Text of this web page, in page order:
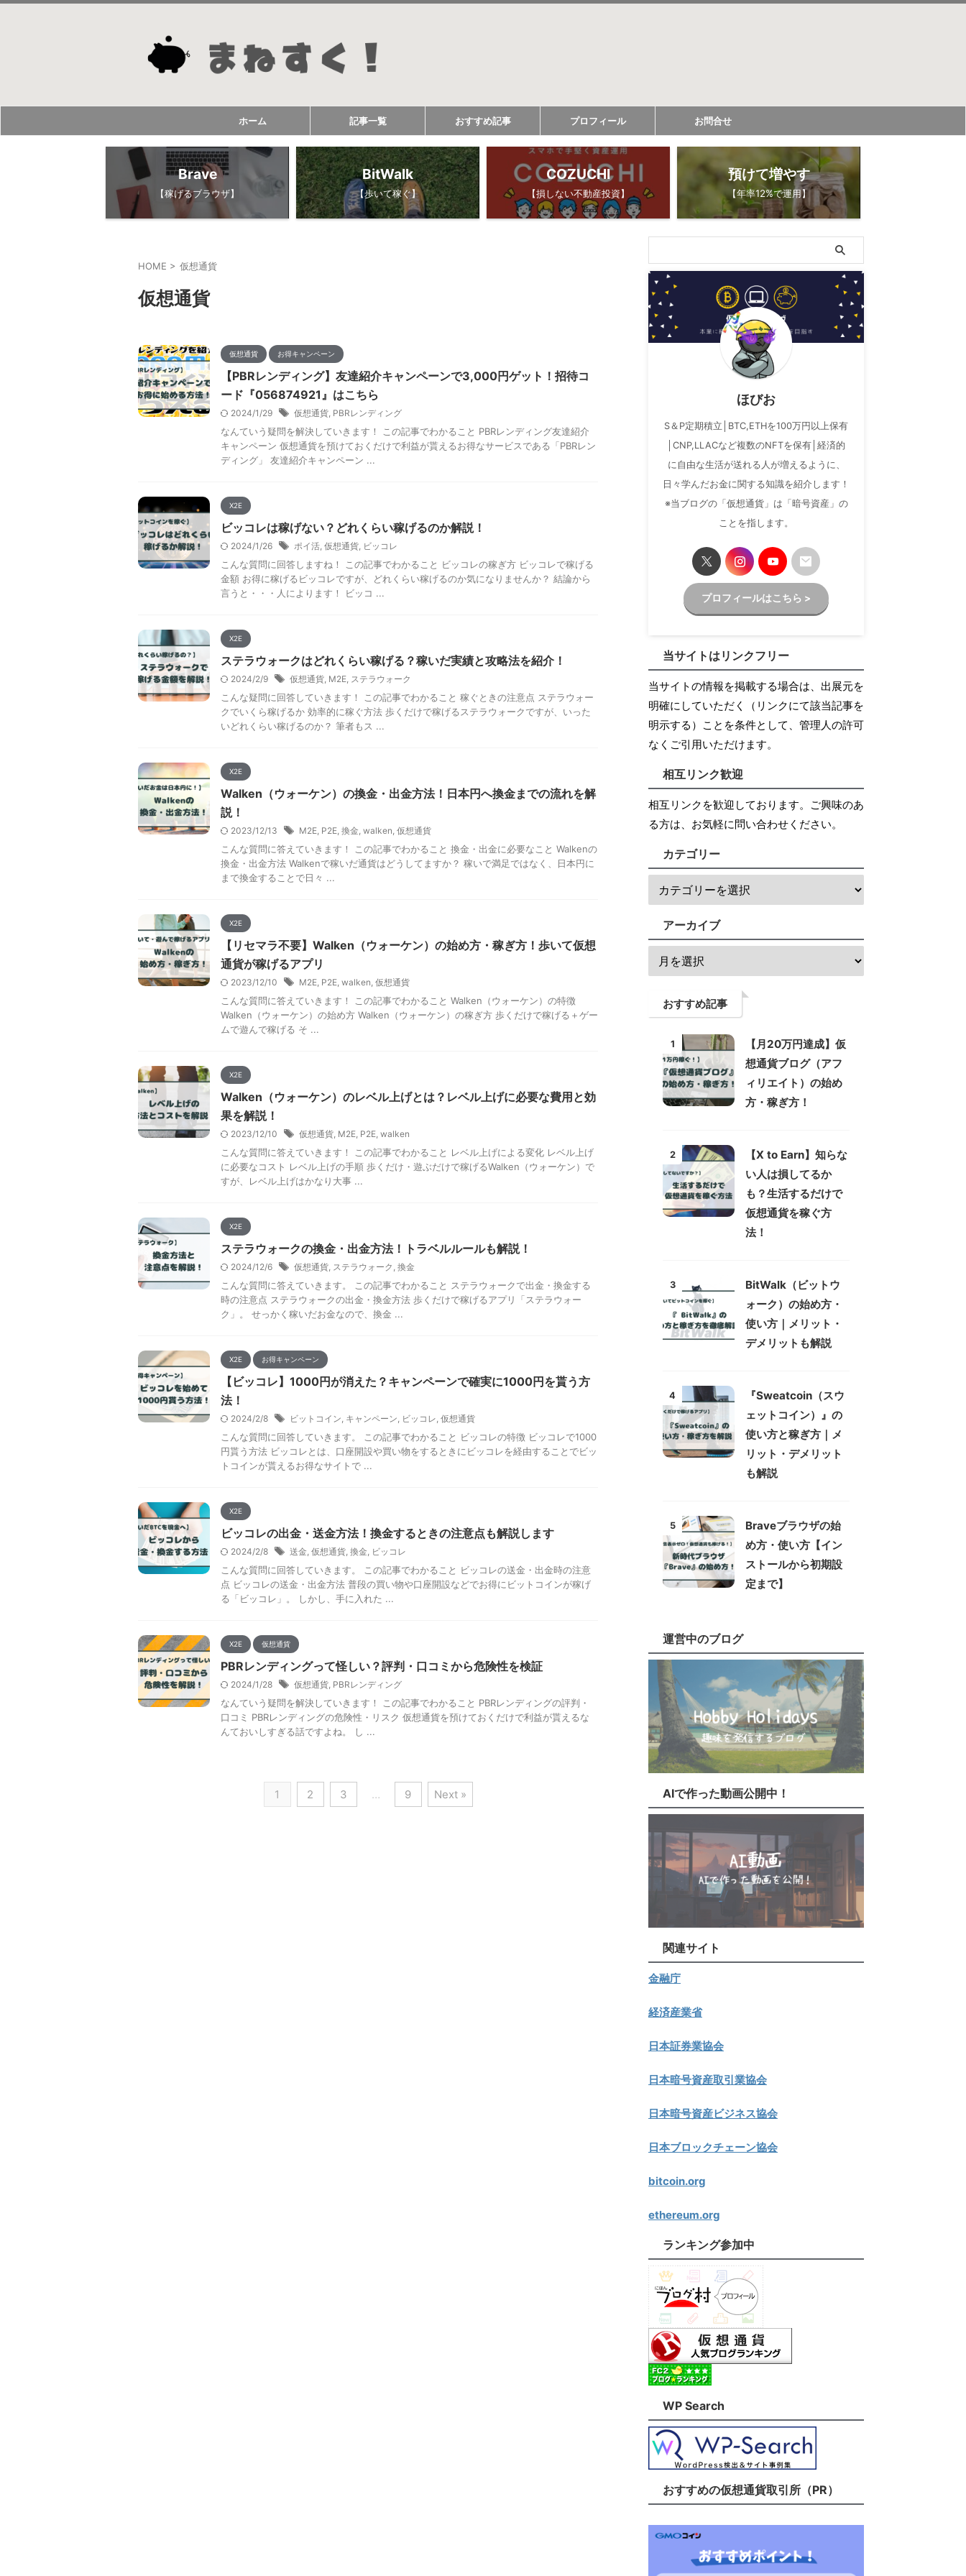
ホーム 記事一覧 おすすめ記事 プロフィール お問合せ
Brave
【稼げるブラウザ】
BitWalk
【歩いて稼ぐ】
COZUCHI
【損しない不動産投資】
預けて増やす
【年率12%で運用】
HOME > 仮想通貨
仮想通貨
仮想通貨 お得キャンペーン
【PBRレンディング】友達紹介キャンペーンで3,000円ゲット！招待コ
ード『056874921』はこちら
2024/1/29 仮想通貨, PBRレンディング
なんていう疑問を解決していきます！ この記事でわかること PBRレンディング友達紹介
キャンペーン 仮想通貨を預けておくだけで利益が貰えるお得なサービスである「PBRレン
ディング」 友達紹介キャンペーン ...
X2E
ビッコレは稼げない？どれくらい稼げるのか解説！
2024/1/26 ポイ活, 仮想通貨, ビッコレ
こんな質問に回答しますね！ この記事でわかること ビッコレの稼ぎ方 ビッコレで稼げる
金額 お得に稼げるビッコレですが、どれくらい稼げるのか気になりませんか？ 結論から
言うと・・・人によります！ ビッコ ...
X2E
ステラウォークはどれくらい稼げる？稼いだ実績と攻略法を紹介！
2024/2/9 仮想通貨, M2E, ステラウォーク
こんな疑問に回答していきます！ この記事でわかること 稼ぐときの注意点 ステラウォー
クでいくら稼げるか 効率的に稼ぐ方法 歩くだけで稼げるステラウォークですが、いった
いどれくらい稼げるのか？ 筆者もス ...
X2E
Walken（ウォーケン）の換金・出金方法！日本円へ換金までの流れを解
説！
2023/12/13 M2E, P2E, 換金, walken, 仮想通貨
こんな質問に答えていきます！ この記事でわかること 換金・出金に必要なこと Walkenの
換金・出金方法 Walkenで稼いだ通貨はどうしてますか？ 稼いで満足ではなく、日本円に
まで換金することで日々 ...
X2E
【リセマラ不要】Walken（ウォーケン）の始め方・稼ぎ方！歩いて仮想
通貨が稼げるアプリ
2023/12/10 M2E, P2E, walken, 仮想通貨
こんな質問に答えていきます！ この記事でわかること Walken（ウォーケン）の特徴
Walken（ウォーケン）の始め方 Walken（ウォーケン）の稼ぎ方 歩くだけで稼げる＋ゲー
ムで遊んで稼げる そ ...
X2E
Walken（ウォーケン）のレベル上げとは？レベル上げに必要な費用と効
果を解説！
2023/12/10 仮想通貨, M2E, P2E, walken
こんな質問に答えていきます！ この記事でわかること レベル上げによる変化 レベル上げ
に必要なコスト レベル上げの手順 歩くだけ・遊ぶだけで稼げるWalken（ウォーケン）で
すが、レベル上げはかなり大事 ...
X2E
ステラウォークの換金・出金方法！トラベルルールも解説！
2024/12/6 仮想通貨, ステラウォーク , 換金
こんな質問に答えていきます。 この記事でわかること ステラウォークで出金・換金する
時の注意点 ステラウォークの出金・換金方法 歩くだけで稼げるアプリ「ステラウォー
ク」。 せっかく稼いだお金なので、換金 ...
X2E お得キャンペーン
【ビッコレ】1000円が消えた？キャンペーンで確実に1000円を貰う方
法！
2024/2/8 ビットコイン, キャンペーン, ビッコレ, 仮想通貨
こんな質問に回答していきます。 この記事でわかること ビッコレの特徴 ビッコレで1000
円貰う方法 ビッコレとは、口座開設や買い物をするときにビッコレを経由することでビッ
トコインが貰えるお得なサイトで ...
X2E
ビッコレの出金・送金方法！換金するときの注意点も解説します
2024/2/8 送金, 仮想通貨, 換金, ビッコレ
こんな質問に回答していきます。 この記事でわかること ビッコレの送金・出金時の注意
点 ビッコレの送金・出金方法 普段の買い物や口座開設などでお得にビットコインが稼げ
る「ビッコレ」。 しかし、手に入れた ...
X2E 仮想通貨
PBRレンディングって怪しい？評判・口コミから危険性を検証
2024/1/28 仮想通貨, PBRレンディング
なんていう疑問を解決していきます！ この記事でわかること PBRレンディングの評判・
口コミ PBRレンディングの危険性・リスク 仮想通貨を預けておくだけで利益が貰えるな
んておいしすぎる話ですよね。 し ...
1 2 3 … 9 Next »
ほびお
S＆P定期積立│BTC,ETHを100万円以上保有
│CNP,LLACなど複数のNFTを保有│経済的
に自由な生活が送れる人が増えるように、
日々学んだお金に関する知識を紹介します！
※当ブログの「仮想通貨」は「暗号資産」の
ことを指します。
プロフィールはこちら >
当サイトはリンクフリー
当サイトの情報を掲載する場合は、出展元を
明確にしていただく（リンクにて該当記事を
明示する）ことを条件として、管理人の許可
なくご引用いただけます。
相互リンク歓迎
相互リンクを歓迎しております。ご興味のあ
る方は、お気軽に問い合わせください。
カテゴリー
アーカイブ
おすすめ記事
1
【月20万円達成】仮
想通貨ブログ（アフ
ィリエイト）の始め
方・稼ぎ方！
2
【X to Earn】知らな
い人は損してるか
も？生活するだけで
仮想通貨を稼ぐ方
法！
3
BitWalk（ビットウ
ォーク）の始め方・
使い方｜メリット・
デメリットも解説
4
『Sweatcoin（スウ
ェットコイン）』の
使い方と稼ぎ方｜メ
リット・デメリット
も解説
5
Braveブラウザの始
め方・使い方【イン
ストールから初期設
定まで】
運営中のブログ
AIで作った動画公開中！
関連サイト
金融庁
経済産業省
日本証券業協会
日本暗号資産取引業協会
日本暗号資産ビジネス協会
日本ブロックチェーン協会
bitcoin.org
ethereum.org
ランキング参加中
WP Search
おすすめの仮想通貨取引所（PR）